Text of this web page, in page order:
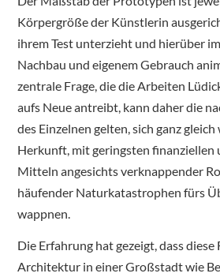
Körpergröße der Künstlerin
ihrem Test unterzieht und hierüber
Nachbau und eigenem Gebrauch
zentrale Frage, die die Arbeiten
aufs Neue antreibt, kann daher die
des Einzelnen gelten, sich ganz
Herkunft, mit geringsten finanziellen
Mitteln angesichts verknappender
häufender Naturkatastrophen fürs
wappnen.
Die Erfahrung hat gezeigt, dass
Architektur in einer Großstadt wie